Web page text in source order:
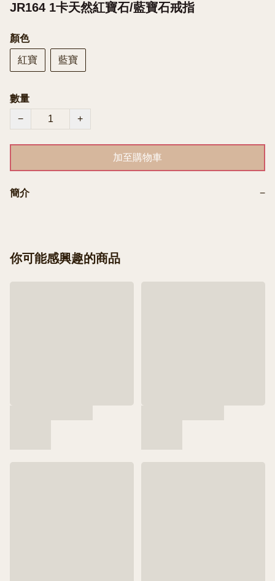
JR164 1卡天然紅寶石/藍寶石戒指
顏色
紅寶 藍寶
數量
−
+
加至購物車
簡介 −
你可能感興趣的商品